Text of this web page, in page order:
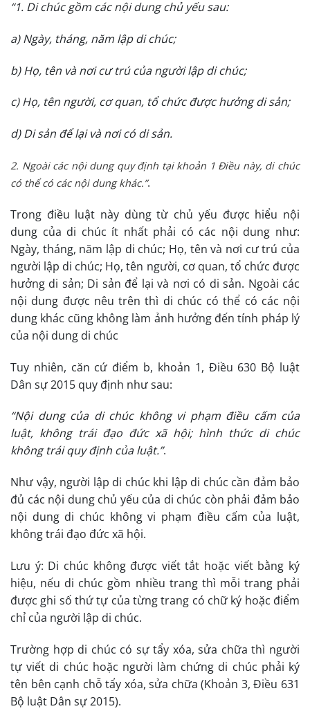
“1. Di chúc gồm các nội dung chủ yếu sau:
a) Ngày, tháng, năm lập di chúc;
b) Họ, tên và nơi cư trú của người lập di chúc;
c) Họ, tên người, cơ quan, tổ chức được hưởng di sản;
d) Di sản để lại và nơi có di sản.
2. Ngoài các nội dung quy định tại khoản 1 Điều này, di chúc
có thể có các nội dung khác.”.
Trong điều luật này dùng từ chủ yếu được hiểu nội
dung của di chúc ít nhất phải có các nội dung như:
Ngày, tháng, năm lập di chúc; Họ, tên và nơi cư trú của
người lập di chúc; Họ, tên người, cơ quan, tổ chức được
hưởng di sản; Di sản để lại và nơi có di sản. Ngoài các
nội dung được nêu trên thì di chúc có thể có các nội
dung khác cũng không làm ảnh hưởng đến tính pháp lý
của nội dung di chúc
Tuy nhiên, căn cứ điểm b, khoản 1, Điều 630 Bộ luật
Dân sự 2015 quy định như sau:
“Nội dung của di chúc không vi phạm điều cấm của
luật, không trái đạo đức xã hội; hình thức di chúc
không trái quy định của luật.”.
Như vậy, người lập di chúc khi lập di chúc cần đảm bảo
đủ các nội dung chủ yếu của di chúc còn phải đảm bảo
nội dung di chúc không vi phạm điều cấm của luật,
không trái đạo đức xã hội.
Lưu ý: Di chúc không được viết tắt hoặc viết bằng ký
hiệu, nếu di chúc gồm nhiều trang thì mỗi trang phải
được ghi số thứ tự của từng trang có chữ ký hoặc điểm
chỉ của người lập di chúc.
Trường hợp di chúc có sự tẩy xóa, sửa chữa thì người
tự viết di chúc hoặc người làm chứng di chúc phải ký
tên bên cạnh chỗ tẩy xóa, sửa chữa (Khoản 3, Điều 631
Bộ luật Dân sự 2015).